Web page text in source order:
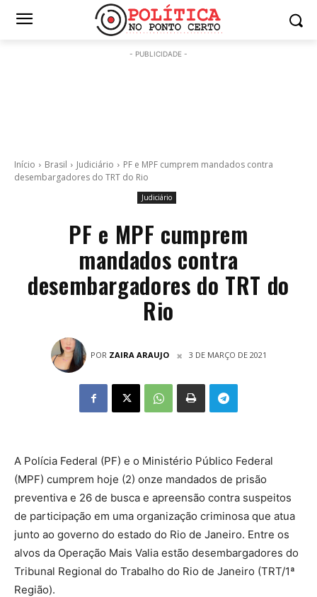
- PUBLICIDADE -
Início Brasil Judiciário
PF e MPF cumprem mandados contra
desembargadores do TRT do Rio
Judiciário
PF e MPF cumprem
mandados contra
desembargadores do TRT do
Rio
POR ZAIRA ARAUJO 3 DE MARÇO DE 2021
A Polícia Federal (PF) e o Ministério Público Federal
(MPF) cumprem hoje (2) onze mandados de prisão
preventiva e 26 de busca e apreensão contra suspeitos
de participação em uma organização criminosa que atua
junto ao governo do estado do Rio de Janeiro. Entre os
alvos da Operação Mais Valia estão desembargadores do
Tribunal Regional do Trabalho do Rio de Janeiro (TRT/1ª
Região).